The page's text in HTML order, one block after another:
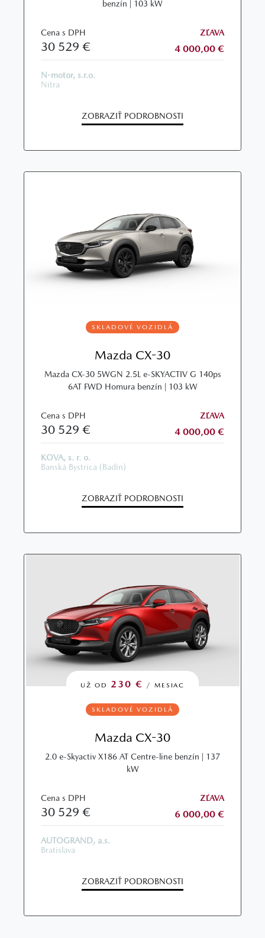
benzín | 103 kW
Cena s DPH
30 529 €
ZĽAVA
4 000,00 €
N-motor, s.r.o.
Nitra
ZOBRAZIŤ PODROBNOSTI
SKLADOVÉ VOZIDLÁ
Mazda CX-30
Mazda CX‑30 5WGN 2.5L e‑SKYACTIV G 140ps
6AT FWD Homura benzín | 103 kW
Cena s DPH
30 529 €
ZĽAVA
4 000,00 €
KOVA, s. r. o.
Banská Bystrica (Badín)
ZOBRAZIŤ PODROBNOSTI
UŽ OD 230 € / MESIAC
SKLADOVÉ VOZIDLÁ
Mazda CX-30
2.0 e-Skyactiv X186 AT Centre-line benzín | 137
kW
Cena s DPH
30 529 €
ZĽAVA
6 000,00 €
AUTOGRAND, a.s.
Bratislava
ZOBRAZIŤ PODROBNOSTI